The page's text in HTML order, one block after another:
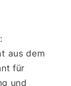
aus dem
für
und